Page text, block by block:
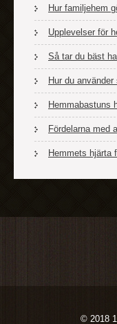
Hur familjehem
Upplevelser för
Så tar du bäst
Hur du
Hemmabastuns
Fördelarna med
Hemmets hjärta
© 2018